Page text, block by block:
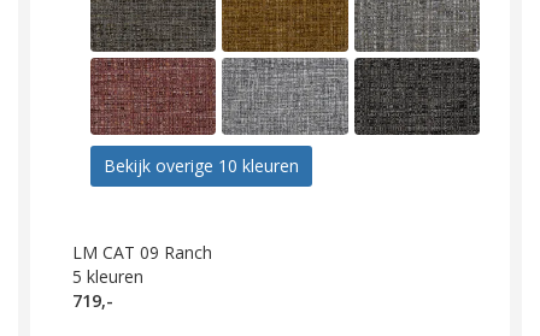
Bekijk overige 10 kleuren
LM CAT 09 Ranch
5 kleuren
719,-